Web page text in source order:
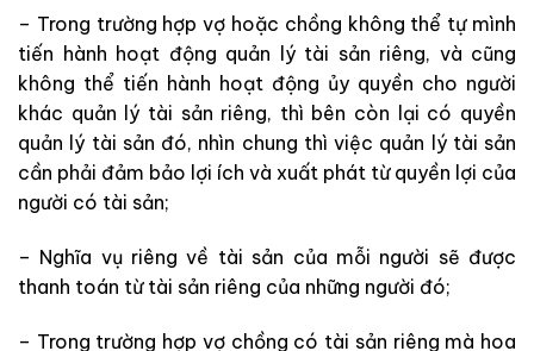
– Trong trường hợp vợ hoặc chồng không thể tự mình
tiến hành hoạt động quản lý tài sản riêng, và cũng
không thể tiến hành hoạt động ủy quyền cho người
khác quản lý tài sản riêng, thì bên còn lại có quyền
quản lý tài sản đó, nhìn chung thì việc quản lý tài sản
cần phải đảm bảo lợi ích và xuất phát từ quyền lợi của
người có tài sản;
– Nghĩa vụ riêng về tài sản của mỗi người sẽ được
thanh toán từ tài sản riêng của những người đó;
– Trong trường hợp vợ chồng có tài sản riêng mà hoa